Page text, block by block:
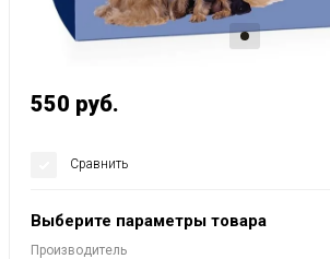
550 руб.
Сравнить
Выберите параметры товара
Производитель